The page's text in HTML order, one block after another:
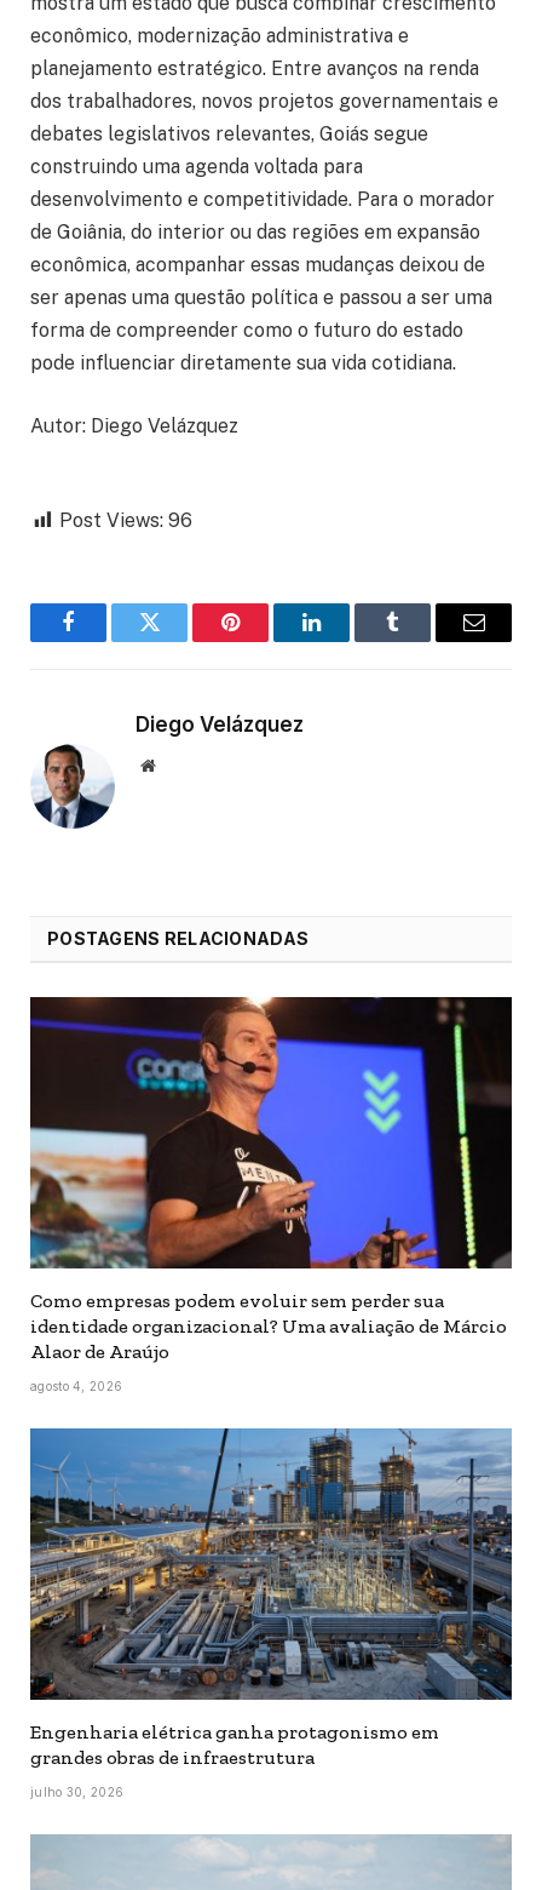
econômico, modernização administrativa e
planejamento estratégico. Entre avanços na renda
dos trabalhadores, novos projetos governamentais e
debates legislativos relevantes, Goiás segue
construindo uma agenda voltada para
desenvolvimento e competitividade. Para o morador
de Goiânia, do interior ou das regiões em expansão
econômica, acompanhar essas mudanças deixou de
ser apenas uma questão política e passou a ser uma
forma de compreender como o futuro do estado
pode influenciar diretamente sua vida cotidiana.
Autor: Diego Velázquez
Post Views: 96
FacebookTwitter Pinterest LinkedInTumblr Email
Diego Velázquez
Website
POSTAGENS RELACIONADAS
Como empresas podem evoluir sem perder sua
identidade organizacional? Uma avaliação de Márcio
Alaor de Araújo
agosto 4, 2026
Engenharia elétrica ganha protagonismo em
grandes obras de infraestrutura
julho 30, 2026